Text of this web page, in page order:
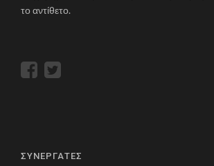
το αντίθετο.
ΣΥΝΕΡΓΑΤΕΣ